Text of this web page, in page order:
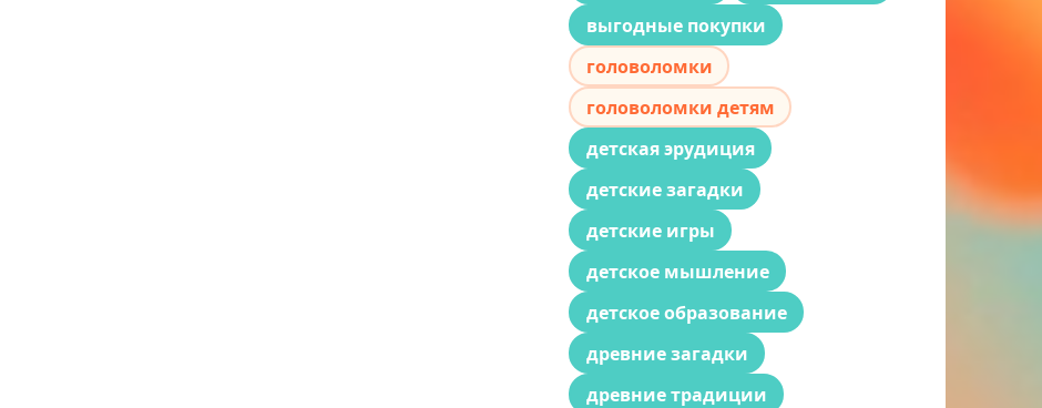
выгодные покупки
головоломки
головоломки детям
детская эрудиция
детские загадки
детские игры
детское мышление
детское образование
древние загадки
древние традиции